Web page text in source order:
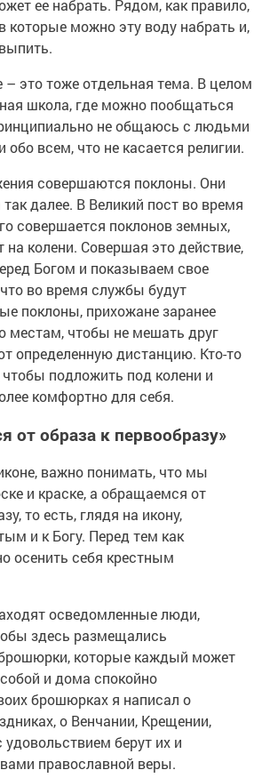
ее набрать. Рядом, как правило,
которые можно эту воду набрать и,
– это тоже отдельная тема. В целом
школа, где можно пообщаться
не общаюсь с людьми
всем, что не касается религии.
совершаются поклоны. Они
далее. В Великий пост во время
совершается поклонов земных,
колени. Совершая это действие,
Богом и показываем свое
во время службы будут
поклоны, прихожане заранее
местам, чтобы не мешать друг
определенную дистанцию. Кто-то
подложить под колени и
комфортно для себя.
от образа к первообразу»
важно понимать, что мы
и краске, а обращаемся от
то есть, глядя на икону,
и к Богу. Перед тем как
осенить себя крестным
осведомленные люди,
здесь размещались
которые каждый может
и дома спокойно
брошюрках я написал о
о Венчании, Крещении,
берут их и
православной веры.